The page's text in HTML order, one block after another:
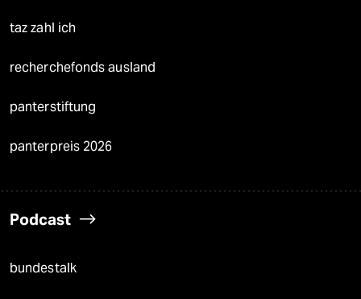
taz zahl ich
recherchefonds ausland
panterstiftung
panterpreis 2026
Podcast
bundestalk